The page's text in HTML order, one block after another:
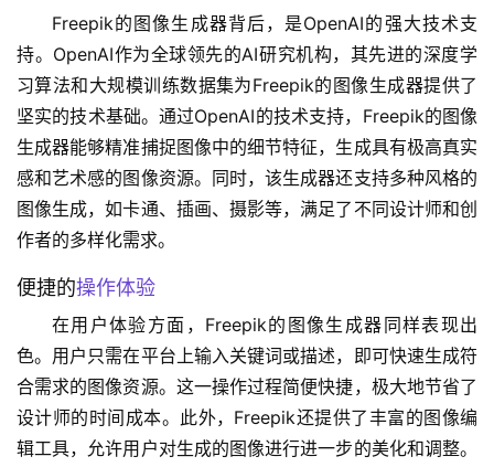
Freepik的图像生成器背后，是OpenAI的强大技术支
持。OpenAI作为全球领先的AI研究机构，其先进的深度学
习算法和大规模训练数据集为Freepik的图像生成器提供了
坚实的技术基础。通过OpenAI的技术支持，Freepik的图像
生成器能够精准捕捉图像中的细节特征，生成具有极高真实
感和艺术感的图像资源。同时，该生成器还支持多种风格的
图像生成，如卡通、插画、摄影等，满足了不同设计师和创
作者的多样化需求。
便捷的操作体验
在用户体验方面，Freepik的图像生成器同样表现出
色。用户只需在平台上输入关键词或描述，即可快速生成符
合需求的图像资源。这一操作过程简便快捷，极大地节省了
设计师的时间成本。此外，Freepik还提供了丰富的图像编
辑工具，允许用户对生成的图像进行进一步的美化和调整。